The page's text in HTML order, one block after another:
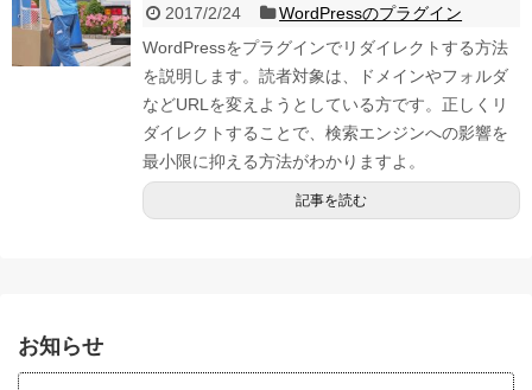
2017/2/24
WordPressのプラグイン
WordPressをプラグインでリダイレクトする方法
を説明します。読者対象は、ドメインやフォルダ
などURLを変えようとしている方です。正しくリ
ダイレクトすることで、検索エンジンへの影響を
最小限に抑える方法がわかりますよ。
記事を読む
お知らせ